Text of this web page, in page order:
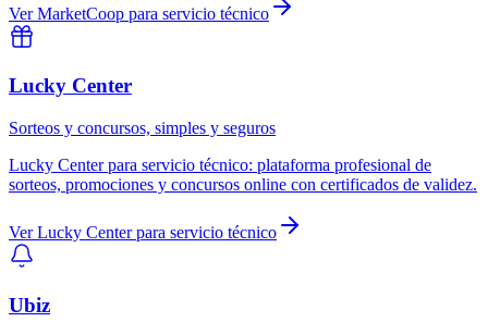
VerMarketCoop para servicio técnico
Lucky Center
Sorteos y concursos, simples y seguros
Lucky Centerpara servicio técnico: plataforma profesional de
sorteos, promociones y concursos online con certificados de validez.
VerLucky Centerpara servicio técnico
Ubiz